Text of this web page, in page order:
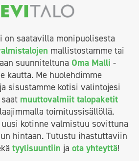
on saatavilla monipuolisesta
mallistostamme tai
suunniteltuna Oma Malli -
kautta. Me huolehdimme
sisustamme kotisi valintojesi
muuttovalmiit talopaketit
toimitussisällöllä.
kotinne valmistuu sovittuna
hintaan. Tutustu ihastuttaviin
tyylisuuntiin ja ota yhteyttä!